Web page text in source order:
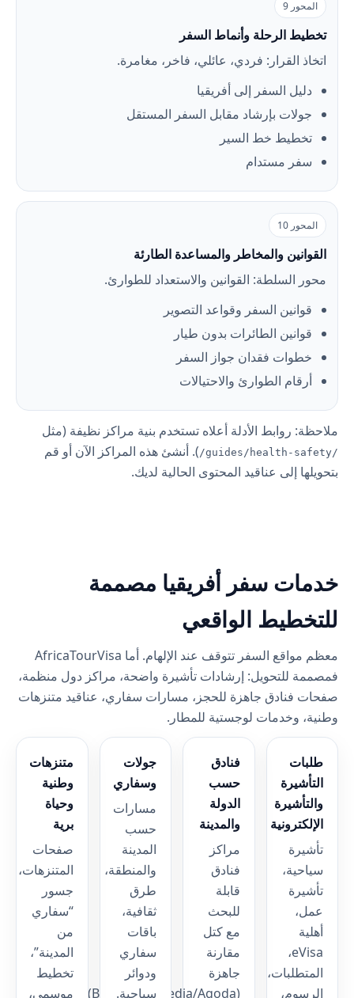
المحور 9
تخطيط الرحلة وأنماط السفر
اتخاذ القرار: فردي، عائلي، فاخر، مغامرة.
دليل السفر إلى أفريقيا
جولات بإرشاد مقابل السفر المستقل
تخطيط خط السير
سفر مستدام
المحور 10
القوانين والمخاطر والمساعدة الطارئة
محور السلطة: القوانين والاستعداد للطوارئ.
قوانين السفر وقواعد التصوير
قوانين الطائرات بدون طيار
خطوات فقدان جواز السفر
أرقام الطوارئ والاحتيالات
ملاحظة: روابط الأدلة أعلاه تستخدم بنية مراكز نظيفة (مثل
/guides/health-safety/
). أنشئ هذه المراكز الآن أو قم
بتحويلها إلى عناقيد المحتوى الحالية لديك.
خدمات سفر أفريقيا مصممة
للتخطيط الواقعي
معظم مواقع السفر تتوقف عند الإلهام. أما AfricaTourVisa
فمصممة للتحويل: إرشادات تأشيرة واضحة، مراكز دول منظمة،
صفحات فنادق جاهزة للحجز، مسارات سفاري، عناقيد متنزهات
وطنية، وخدمات لوجستية للمطار.
طلبات
التأشيرة
والتأشيرة
الإلكترونية
تأشيرة
سياحية،
تأشيرة
عمل،
أهلية
eVisa،
المتطلبات،
الرسوم،
فنادق
حسب
الدولة
والمدينة
مراكز
فنادق
قابلة
للبحث
مع كتل
مقارنة
جاهزة
(Booking/Expedia/Agoda).
جولات
وسفاري
مسارات
حسب
المدينة
والمنطقة،
طرق
ثقافية،
باقات
سفاري
ودوائر
سياحية.
متنزهات
وطنية
وحياة
برية
صفحات
المتنزهات،
جسور
“سفاري
من
المدينة”،
تخطيط
موسمي،